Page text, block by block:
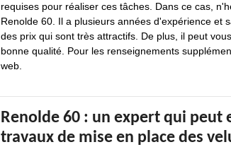
requises pour réaliser ces tâches. Dans ce cas,
Renolde 60. Il a plusieurs années d'expérience et
des prix qui sont très attractifs. De plus, il peut
bonne qualité. Pour les renseignements
web.
Renolde 60 : un expert qui peut
travaux de mise en place des